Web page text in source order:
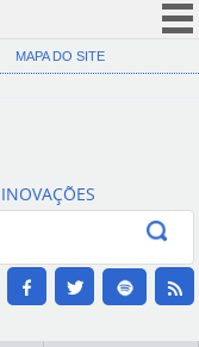
(COVID-19)
Canais
MAPA DO SITE